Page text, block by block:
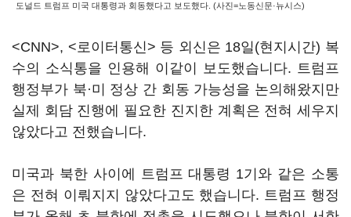
도널드 트럼프 미국 대통령과 회동했다고 보도했다. (사진=노동신문·뉴시스)
<CNN>, <로이터통신> 등 외신은 18일(현지시간) 복
수의 소식통을 인용해 이같이 보도했습니다. 트럼프
행정부가 북·미 정상 간 회동 가능성을 논의해왔지만
실제 회담 진행에 필요한 진지한 계획은 전혀 세우지
않았다고 전했습니다.
미국과 북한 사이에 트럼프 대통령 1기와 같은 소통
은 전혀 이뤄지지 않았다고도 했습니다. 트럼프 행정